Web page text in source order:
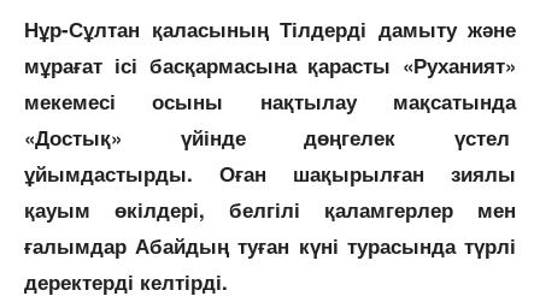
Нұр-Сұлтан қаласының Тілдерді дамыту және
мұрағат ісі басқармасына қарасты «Руханият»
мекемесі осыны нақтылау мақсатында
«Достық» үйінде дөңгелек үстел
ұйымдастырды. Оған шақырылған зиялы
қауым өкілдері, белгілі қаламгерлер мен
ғалымдар Абайдың туған күні турасында түрлі
деректерді келтірді.